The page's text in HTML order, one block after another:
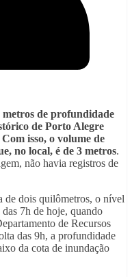
metros de profundidade
de Porto Alegre
Com isso, o volume de
no local, é de 3 metros.
não havia registros de
de dois quilômetros, o nível
7h de hoje, quando
de Recursos
das 9h, a profundidade
da cota de inundação